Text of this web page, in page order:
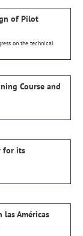
of Pilot
on the technical
Course and
for its
Américas